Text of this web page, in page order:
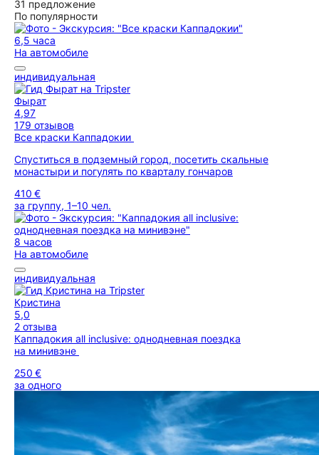
31 предложение
По популярности
6,5 часа
На автомобиле
индивидуальная
Фырат
4,97
179 отзывов
Все краски Каппадокии
Спуститься в подземный город, посетить скальные
монастыри и погулять по кварталу гончаров
410 €
за группу, 1–10 чел.
8 часов
На автомобиле
индивидуальная
Кристина
5,0
2 отзыва
Каппадокия all inclusive: однодневная поездка
на минивэне
250 €
за одного